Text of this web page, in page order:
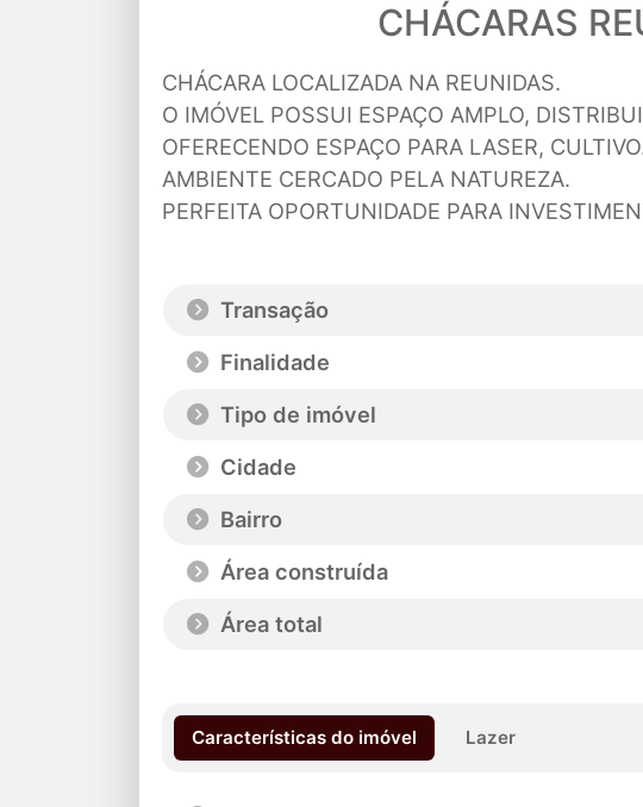
CHÁCARAS
CHÁCARA LOCALIZADA NA REUNIDAS.
O IMÓVEL POSSUI ESPAÇO AMPLO,
OFERECENDO ESPAÇO PARA LASER,
AMBIENTE CERCADO PELA NATUREZA.
PERFEITA OPORTUNIDADE PARA
Transação
Finalidade
Tipo de imóvel
Cidade
Bairro
Área construída
Área total
Características do imóvel Lazer